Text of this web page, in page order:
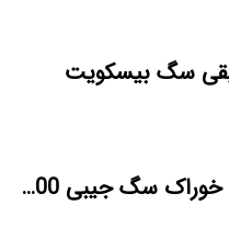
سگ بیسکویت
سفارش مستقیم خوراک سگ جیبی 100گرمی